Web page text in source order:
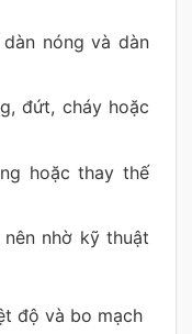
nóng và dàn
đứt, cháy hoặc
hoặc thay thế
nhờ kỹ thuật
độ và bo mạch